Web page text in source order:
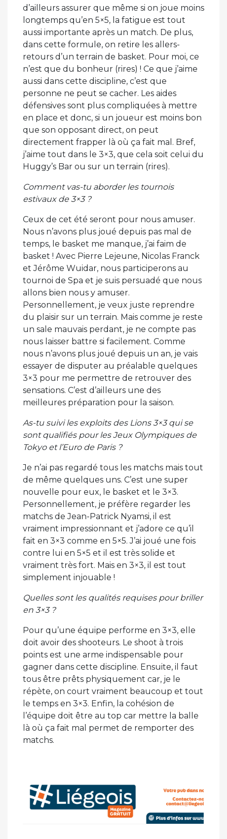
d’ailleurs assurer que même si on joue moins
longtemps qu’en 5×5, la fatigue est tout
aussi importante après un match. De plus,
dans cette formule, on retire les allers-
retours d’un terrain de basket. Pour moi, ce
n’est que du bonheur (rires) ! Ce que j’aime
aussi dans cette discipline, c’est que
personne ne peut se cacher. Les aides
défensives sont plus compliquées à mettre
en place et donc, si un joueur est moins bon
que son opposant direct, on peut
directement frapper là où ça fait mal. Bref,
j’aime tout dans le 3×3, que cela soit celui du
Huggy’s Bar ou sur un terrain (rires).
Comment vas-tu aborder les tournois
estivaux de 3×3 ?
Ceux de cet été seront pour nous amuser.
Nous n’avons plus joué depuis pas mal de
temps, le basket me manque, j’ai faim de
basket ! Avec Pierre Lejeune, Nicolas Franck
et Jérôme Wuidar, nous participerons au
tournoi de Spa et je suis persuadé que nous
allons bien nous y amuser.
Personnellement, je veux juste reprendre
du plaisir sur un terrain. Mais comme je reste
un sale mauvais perdant, je ne compte pas
nous laisser battre si facilement. Comme
nous n’avons plus joué depuis un an, je vais
essayer de disputer au préalable quelques
3×3 pour me permettre de retrouver des
sensations. C’est d’ailleurs une des
meilleures préparation pour la saison.
As-tu suivi les exploits des Lions 3×3 qui se
sont qualifiés pour les Jeux Olympiques de
Tokyo et l’Euro de Paris ?
Je n’ai pas regardé tous les matchs mais tout
de même quelques uns. C’est une super
nouvelle pour eux, le basket et le 3×3.
Personnellement, je préfère regarder les
matchs de Jean-Patrick Nyamsi, il est
vraiment impressionnant et j’adore ce qu’il
fait en 3×3 comme en 5×5. J’ai joué une fois
contre lui en 5×5 et il est très solide et
vraiment très fort. Mais en 3×3, il est tout
simplement injouable !
Quelles sont les qualités requises pour briller
en 3×3 ?
Pour qu’une équipe performe en 3×3, elle
doit avoir des shooteurs. Le shoot à trois
points est une arme indispensable pour
gagner dans cette discipline. Ensuite, il faut
tous être prêts physiquement car, je le
répète, on court vraiment beaucoup et tout
le temps en 3×3. Enfin, la cohésion de
l’équipe doit être au top car mettre la balle
là où ça fait mal permet de remporter des
matchs.